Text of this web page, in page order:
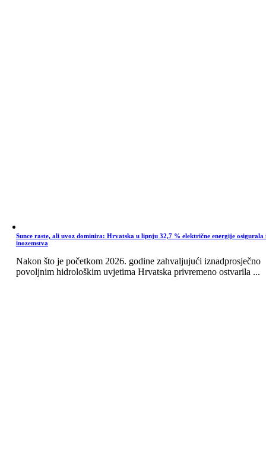
Sunce raste, ali uvoz dominira: Hrvatska u lipnju 32,7 % električne energije osigurala
inozemstva
Nakon što je početkom 2026. godine zahvaljujući iznadprosječno
povoljnim hidrološkim uvjetima Hrvatska privremeno ostvarila ...